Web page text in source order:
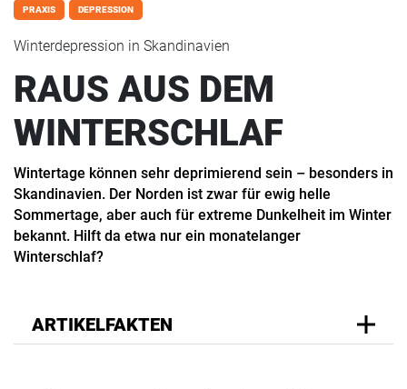
PRAXIS DEPRESSION
Winterdepression in Skandinavien
RAUS AUS DEM
WINTERSCHLAF
Wintertage können sehr deprimierend sein – besonders in
Skandinavien. Der Norden ist zwar für ewig helle
Sommertage, aber auch für extreme Dunkelheit im Winter
bekannt. Hilft da etwa nur ein monatelanger
Winterschlaf?
ARTIKELFAKTEN